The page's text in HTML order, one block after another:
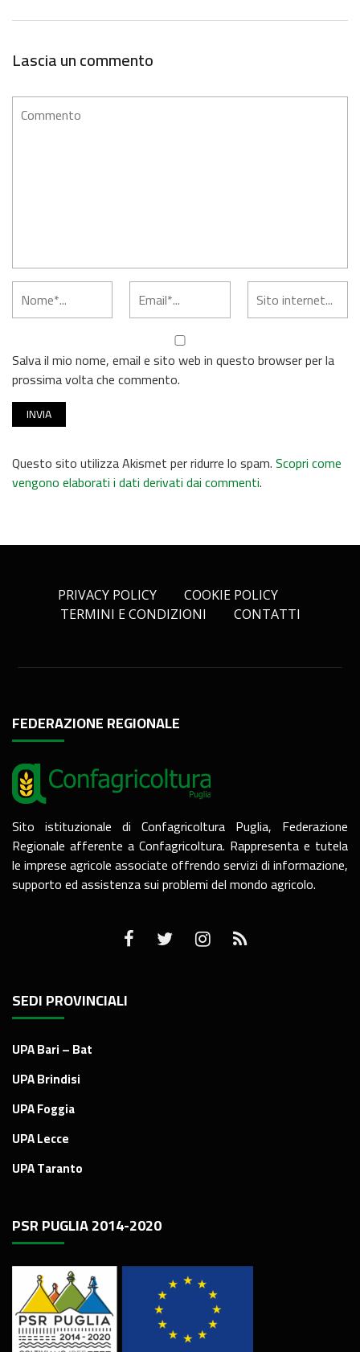
Lascia un commento
Salva il mio nome, email e sito web in questo browser per la
prossima volta che commento.
Questo sito utilizza Akismet per ridurre lo spam.Scopri come
vengono elaborati i dati derivati dai commenti.
PRIVACY POLICY
COOKIE POLICY
TERMINI E CONDIZIONI
CONTATTI
FEDERAZIONE REGIONALE
Sito istituzionale di Confagricoltura Puglia, Federazione
Regionale afferente a Confagricoltura. Rappresenta e tutela
le imprese agricole associate offrendo servizi di informazione,
supporto ed assistenza sui problemi del mondo agricolo.
SEDI PROVINCIALI
UPA Bari – Bat
UPA Brindisi
UPA Foggia
UPA Lecce
UPA Taranto
PSR PUGLIA 2014-2020